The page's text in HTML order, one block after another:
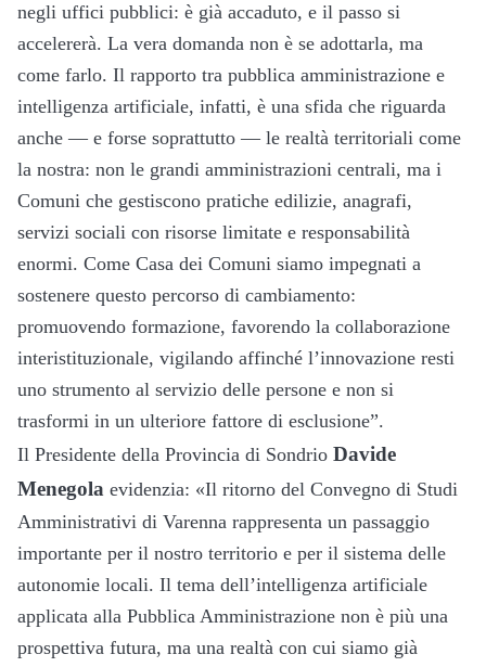
negli uffici pubblici: è già accaduto, e il passo si
accelererà. La vera domanda non è se adottarla, ma
come farlo. Il rapporto tra pubblica amministrazione e
intelligenza artificiale, infatti, è una sfida che riguarda
anche — e forse soprattutto — le realtà territoriali come
la nostra: non le grandi amministrazioni centrali, ma i
Comuni che gestiscono pratiche edilizie, anagrafi,
servizi sociali con risorse limitate e responsabilità
enormi. Come Casa dei Comuni siamo impegnati a
sostenere questo percorso di cambiamento:
promuovendo formazione, favorendo la collaborazione
interistituzionale, vigilando affinché l’innovazione resti
uno strumento al servizio delle persone e non si
trasformi in un ulteriore fattore di esclusione”.
Il Presidente della Provincia di Sondrio Davide
Menegola evidenzia: «Il ritorno del Convegno di Studi
Amministrativi di Varenna rappresenta un passaggio
importante per il nostro territorio e per il sistema delle
autonomie locali. Il tema dell’intelligenza artificiale
applicata alla Pubblica Amministrazione non è più una
prospettiva futura, ma una realtà con cui siamo già